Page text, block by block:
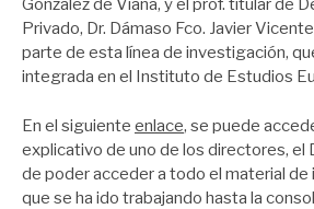
González de Viana, y el prof. titular de
Privado, Dr. Dámaso Fco. Javier
parte de esta línea de investigación,
integrada en el Instituto de Estudios
En el siguiente enlace, se puede
explicativo de uno de los directores, el
de poder acceder a todo el material de
que se ha ido trabajando hasta la